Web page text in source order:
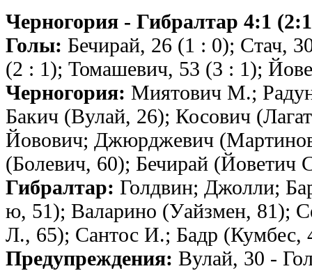
Черногория - Гибралтар 4:1
Голы: Бечирай, 26 (1 : 0); Стач,
(2 : 1); Томашевич, 53 (3 : 1);
Черногория: Миятович М.;
Бакич (Вулай, 26); Косович
Йовович; Джюрджевич
(Болевич, 60); Бечирай (Йоветич
Гибралтар: Голдвин; Джолли;
ю, 51); Валарино (Уайзмен, 81);
Л., 65); Сантос И.; Бадр (Кумбес,
Предупреждения: Вулай, 30 -